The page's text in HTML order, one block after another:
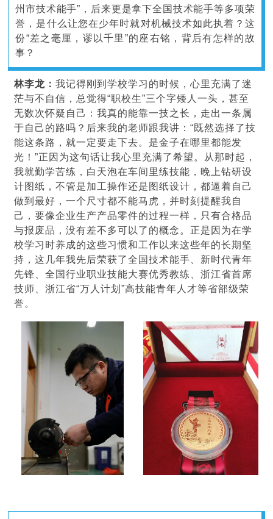
州市技术能手”，后来更是拿下全国技术能手等多项荣
誉，是什么让您在少年时就对机械技术如此执着？这
份“差之毫厘，谬以千里”的座右铭，背后有怎样的故
事？
林李龙：我记得刚到学校学习的时候，心里充满了迷
茫与不自信，总觉得“职校生”三个字矮人一头，甚至
无数次怀疑自己：我真的能靠一技之长，走出一条属
于自己的路吗？后来我的老师跟我讲：“既然选择了技
能这条路，就一定要走下去。是金子在哪里都能发
光！”正因为这句话让我心里充满了希望。从那时起，
我就勤学苦练，白天泡在车间里练技能，晚上钻研设
计图纸，不管是加工操作还是图纸设计，都逼着自己
做到最好，一个尺寸都不能马虎，并时刻提醒我自
己，要像企业生产产品零件的过程一样，只有合格品
与报废品，没有差不多可以了的概念。正是因为在学
校学习时养成的这些习惯和工作以来这些年的长期坚
持，这几年我先后荣获了全国技术能手、新时代青年
先锋、全国行业职业技能大赛优秀教练、浙江省首席
技师 、浙江省“万人计划”高技能青年人才等省部级荣
誉。